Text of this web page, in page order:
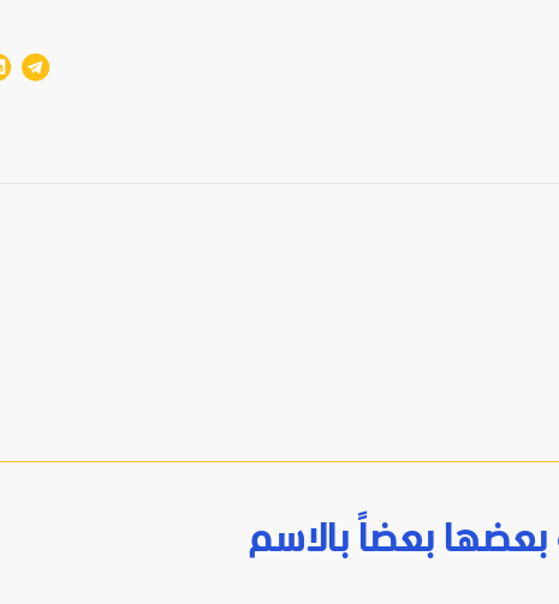
بعضها بعضاً بالاسم